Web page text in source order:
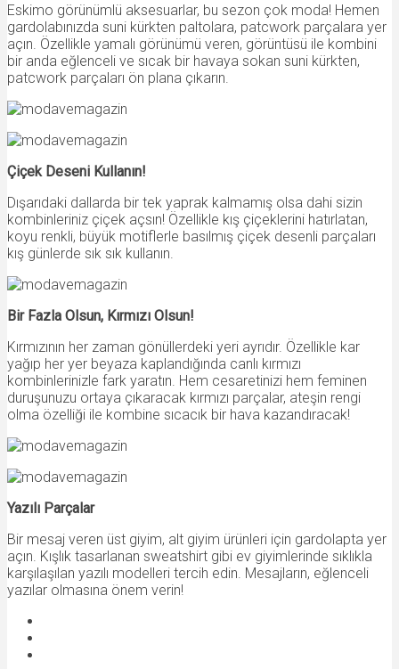
Eskimo görünümlü aksesuarlar, bu sezon çok moda! Hemen
gardolabınızda suni kürkten paltolara, patcwork parçalara yer
açın. Özellikle yamalı görünümü veren, görüntüsü ile kombini
bir anda eğlenceli ve sıcak bir havaya sokan suni kürkten,
patcwork parçaları ön plana çıkarın.
Çiçek Deseni Kullanın!
Dışarıdaki dallarda bir tek yaprak kalmamış olsa dahi sizin
kombinleriniz çiçek açsın! Özellikle kış çiçeklerini hatırlatan,
koyu renkli, büyük motiflerle basılmış çiçek desenli parçaları
kış günlerde sık sık kullanın.
Bir Fazla Olsun, Kırmızı Olsun!
Kırmızının her zaman gönüllerdeki yeri ayrıdır. Özellikle kar
yağıp her yer beyaza kaplandığında canlı kırmızı
kombinlerinizle fark yaratın. Hem cesaretinizi hem feminen
duruşunuzu ortaya çıkaracak kırmızı parçalar, ateşin rengi
olma özelliği ile kombine sıcacık bir hava kazandıracak!
Yazılı Parçalar
Bir mesaj veren üst giyim, alt giyim ürünleri için gardolapta yer
açın. Kışlık tasarlanan sweatshirt gibi ev giyimlerinde sıklıkla
karşılaşılan yazılı modelleri tercih edin. Mesajların, eğlenceli
yazılar olmasına önem verin!